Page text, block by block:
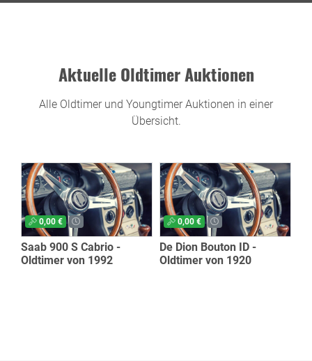
Aktuelle Oldtimer Auktionen
Alle Oldtimer und Youngtimer Auktionen in einer
Übersicht.
0,00 €
Saab 900 S Cabrio -
Oldtimer von 1992
0,00 €
De Dion Bouton ID -
Oldtimer von 1920